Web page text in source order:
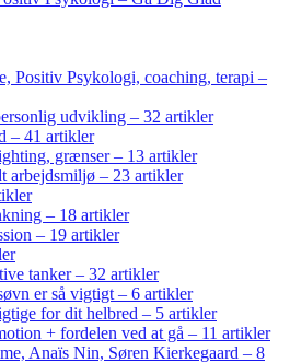
Positiv Psykologi, coaching, terapi –
udvikling – 32 artikler
– 41 artikler
grænser – 13 artikler
arbejdsmiljø – 23 artikler
– 18 artikler
– 19 artikler
tanker – 32 artikler
er så vigtigt – 6 artikler
for dit helbred – 5 artikler
+ fordelen ved at gå – 11 artikler
Anaïs Nin, Søren Kierkegaard – 8